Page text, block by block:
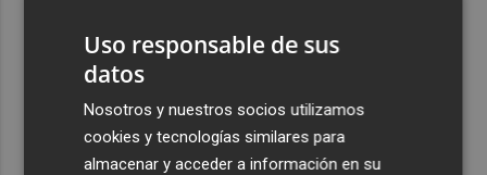
Burriana aprueba las bases para crear 14 nuevas plazas
de agente de la Policía Local
Más de 1.800 estudiantes conocen las bases aéreas de
San Javier y Alcantarilla con el programa 'Pioneros de la
aviación'
Uso responsable de sus
datos
Nosotros y nuestros socios utilizamos
cookies y tecnologías similares para
almacenar y acceder a información en su